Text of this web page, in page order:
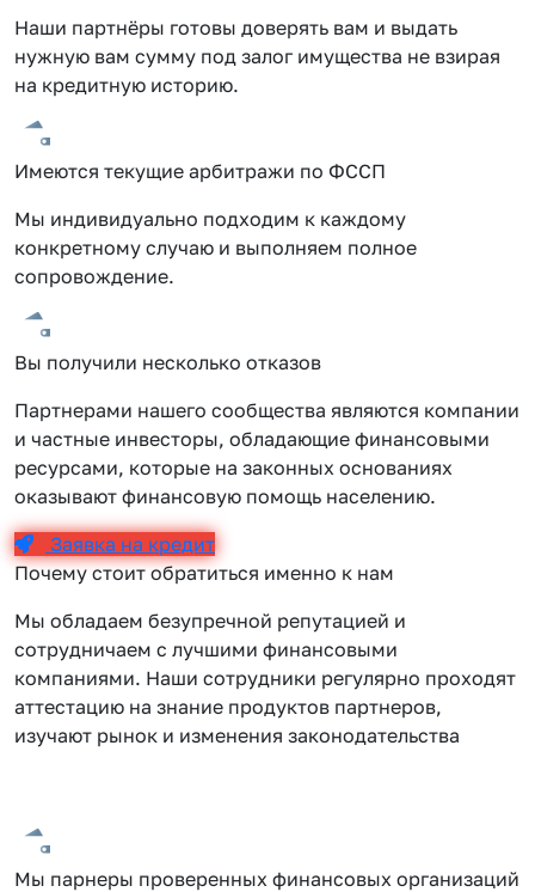
Наши партнёры готовы доверять вам и выдать
нужную вам сумму под залог имущества не взирая
на кредитную историю.
Имеются текущие арбитражи по ФССП
Мы индивидуально подходим к каждому
конкретному случаю и выполняем полное
сопровождение.
Вы получили несколько отказов
Партнерами нашего сообщества являются компании
и частные инвесторы, обладающие финансовыми
ресурсами, которые на законных основаниях
оказывают финансовую помощь населению.
Заявка на кредит
Почему стоит обратиться именно к нам
Мы обладаем безупречной репутацией и
сотрудничаем с лучшими финансовыми
компаниями. Наши сотрудники регулярно проходят
аттестацию на знание продуктов партнеров,
изучают рынок и изменения законодательства
Мы парнеры проверенных финансовых организаций